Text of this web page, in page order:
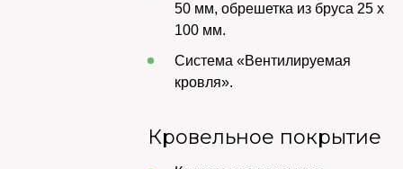
50 мм, обрешетка из бруса 25 х
100 мм.
Система «Вентилируемая
кровля».
Кровельное покрытие